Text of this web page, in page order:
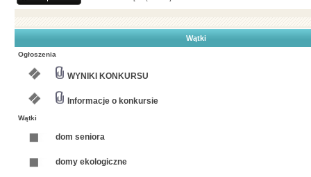
Wątki
Ogłoszenia
WYNIKI KONKURSU
Informacje o konkursie
Wątki
dom seniora
domy ekologiczne